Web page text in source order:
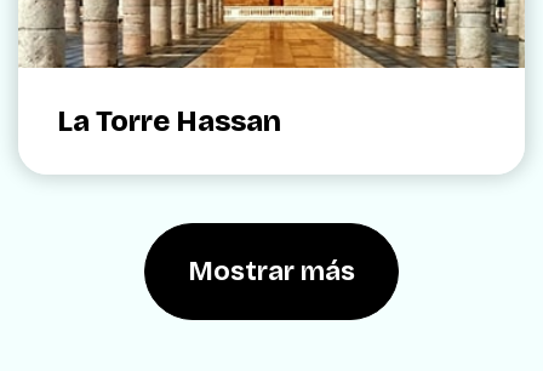
La Torre Hassan
Mostrar más